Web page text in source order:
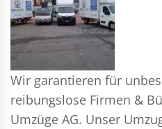
Wir garantieren für
reibungslose Firmen &
Umzüge AG. Unser